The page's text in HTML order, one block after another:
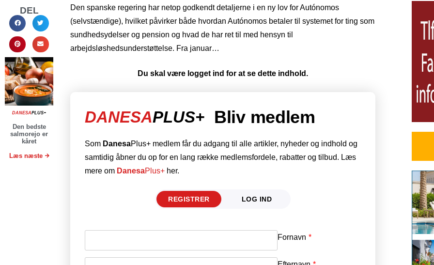
DEL
DANESAPLUS+
Den bedste
salmorejo er
kåret
Læs næste
Den spanske regering har netop godkendt detaljerne i en ny lov for Autónomos
(selvstændige), hvilket påvirker både hvordan Autónomos betaler til systemet for ting som
sundhedsydelser og pension og hvad de har ret til med hensyn til
arbejdsløshedsunderstøttelse. Fra januar…
Du skal være logget ind for at se dette indhold.
DANESAPLUS+ Bliv medlem
Som DanesaPlus+ medlem får du adgang til alle artikler, nyheder og indhold og
samtidig åbner du op for en lang række medlemsfordele, rabatter og tilbud. Læs
mere om DanesaPlus+ her.
REGISTRER LOG IND
Fornavn *
E-mail